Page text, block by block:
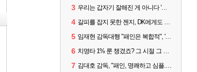
3 우리는 갑자기 잘해진 게 아니다 '씨맥' 김대호 감독의 자신감
4 갈피를 잡지 못한 젠지, DK에게도 0:2 패배
5 임재현 감독대행 "패인은 복합적", '도란' "팀에 과부하 왔다"
6 치명타 1% 룬 챙겼죠? 그 시절 그 감성 '롤 클래식' 30일 출시
7 김대호 감독, "패인, 명쾌하고 심플...다시 힘낼 수 있어"